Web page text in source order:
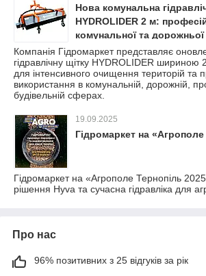
Нова комунальна
HYDROLIDER 2 м:
комунальної та дорожньої
Компанія Гідромаркет представляє
гідравлічну щітку HYDROLIDER шириною
для інтенсивного очищення територій та
використання в комунальній, дорожній,
будівельній сферах.
19.09.2025
Гідромаркет на
Гідромаркет на «Агрополе Тернопіль
рішення Hyva та сучасна гідравліка для
Про нас
96% позитивних з 25 відгуків за рік